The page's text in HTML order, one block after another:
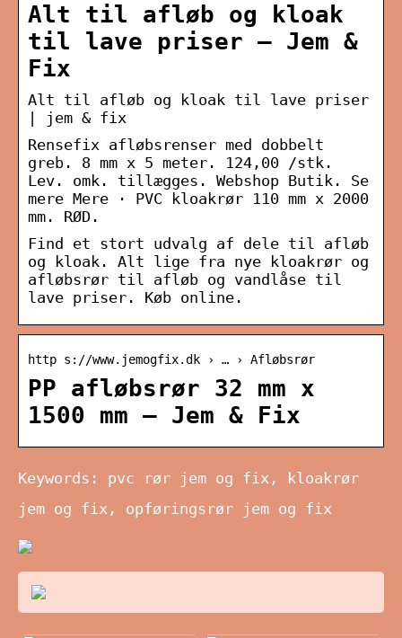
Alt til afløb og kloak
til lave priser – Jem &
Fix
Alt til afløb og kloak til lave priser
| jem & fix
Rensefix afløbsrenser med dobbelt
greb. 8 mm x 5 meter. 124,00 /stk.
Lev. omk. tillægges. Webshop Butik. Se
mere Mere · PVC kloakrør 110 mm x 2000
mm. RØD.
Find et stort udvalg af dele til afløb
og kloak. Alt lige fra nye kloakrør og
afløbsrør til afløb og vandlåse til
lave priser. Køb online.
http s://www.jemogfix.dk › … › Afløbsrør
PP afløbsrør 32 mm x
1500 mm – Jem & Fix
Keywords: pvc rør jem og fix, kloakrør
jem og fix, opføringsrør jem og fix